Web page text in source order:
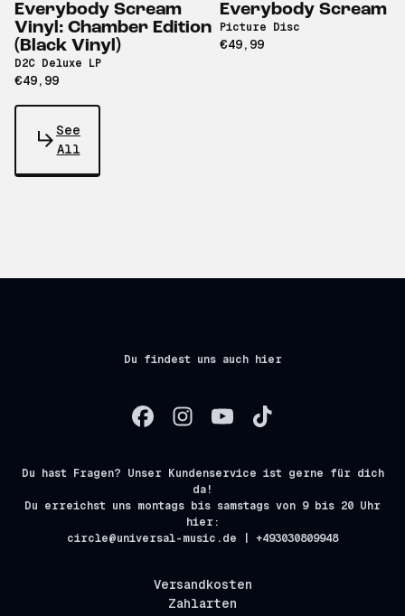
Everybody Scream
Vinyl: Chamber Edition
(Black Vinyl)
D2C Deluxe LP
€49,99
Everybody Scream
Picture Disc
€49,99
See
All
Du findest uns auch hier
Du hast Fragen? Unser Kundenservice ist gerne für dich
da!
Du erreichst uns montags bis samstags von 9 bis 20 Uhr
hier:
circle@universal-music.de | +493030809948
Versandkosten
Zahlarten